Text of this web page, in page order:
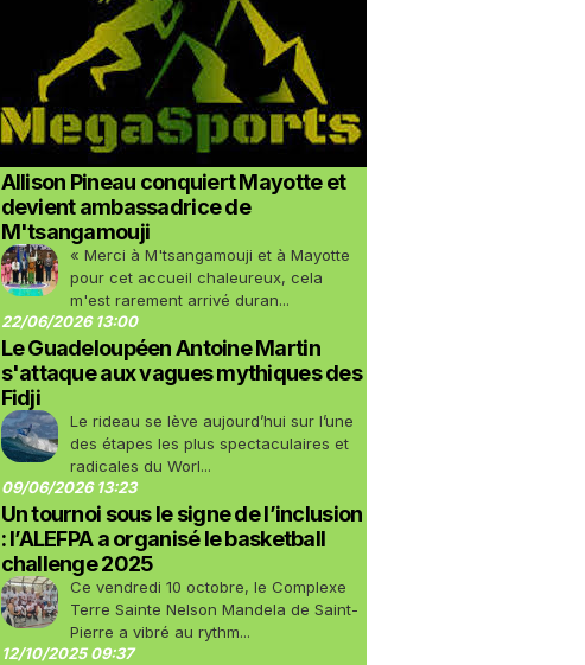
Allison Pineau conquiert Mayotte et
devient ambassadrice de
M'tsangamouji
« Merci à M'tsangamouji et à Mayotte
pour cet accueil chaleureux, cela
m'est rarement arrivé duran...
22/06/2026 13:00
Le Guadeloupéen Antoine Martin
s'attaque aux vagues mythiques des
Fidji
Le rideau se lève aujourd’hui sur l’une
des étapes les plus spectaculaires et
radicales du Worl...
09/06/2026 13:23
Un tournoi sous le signe de l’inclusion
: l’ALEFPA a organisé le basketball
challenge 2025
Ce vendredi 10 octobre, le Complexe
Terre Sainte Nelson Mandela de Saint-
Pierre a vibré au rythm...
12/10/2025 09:37